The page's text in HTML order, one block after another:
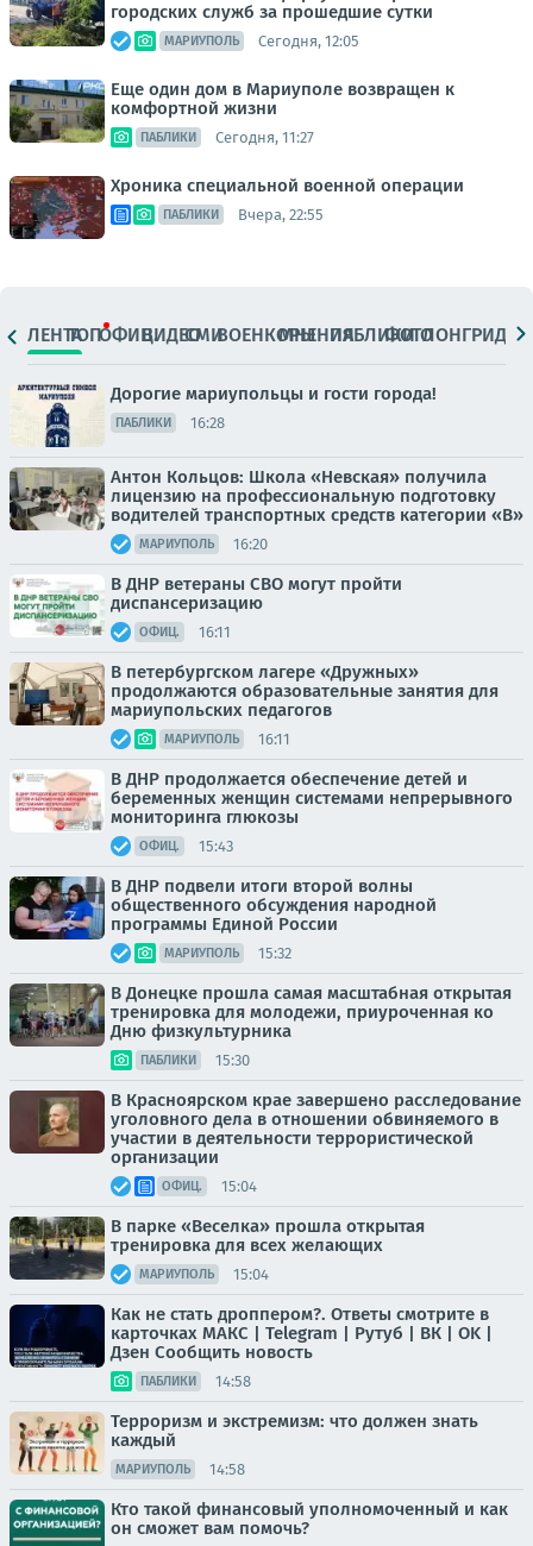
городских служб за прошедшие сутки
МАРИУПОЛЬ Сегодня, 12:05
Еще один дом в Мариуполе возвращен к
комфортной жизни
ПАБЛИКИ Сегодня, 11:27
Хроника специальной военной операции
ПАБЛИКИ Вчера, 22:55
ЛЕНТАТОПОФИЦ.ВИДЕОСМИВОЕНКОРЫМНЕНИЯПАБЛИКИ
ФОТОЛОНГРИДЫ
Дорогие мариупольцы и гости города!
ПАБЛИКИ 16:28
Антон Кольцов: Школа «Невская» получила
лицензию на профессиональную подготовку
водителей транспортных средств категории «В»
МАРИУПОЛЬ 16:20
В ДНР ветераны СВО могут пройти
диспансеризацию
ОФИЦ. 16:11
В петербургском лагере «Дружных»
продолжаются образовательные занятия для
мариупольских педагогов
МАРИУПОЛЬ 16:11
В ДНР продолжается обеспечение детей и
беременных женщин системами непрерывного
мониторинга глюкозы
ОФИЦ. 15:43
В ДНР подвели итоги второй волны
общественного обсуждения народной
программы Единой России
МАРИУПОЛЬ 15:32
В Донецке прошла самая масштабная открытая
тренировка для молодежи, приуроченная ко
Дню физкультурника
ПАБЛИКИ 15:30
В Красноярском крае завершено расследование
уголовного дела в отношении обвиняемого в
участии в деятельности террористической
организации
ОФИЦ. 15:04
В парке «Веселка» прошла открытая
тренировка для всех желающих
МАРИУПОЛЬ 15:04
Как не стать дроппером?. Ответы смотрите в
карточках МАКС | Telegram | Рутуб | ВК | OK |
Дзен Сообщить новость
ПАБЛИКИ 14:58
Терроризм и экстремизм: что должен знать
каждый
МАРИУПОЛЬ 14:58
Кто такой финансовый уполномоченный и как
он сможет вам помочь?